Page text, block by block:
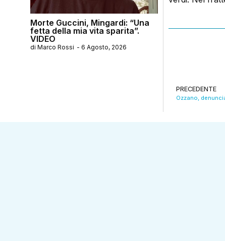
Morte Guccini, Mingardi: “Una
fetta della mia vita sparita”.
VIDEO
di Marco Rossi - 6 Agosto, 2026
PRECEDENTE